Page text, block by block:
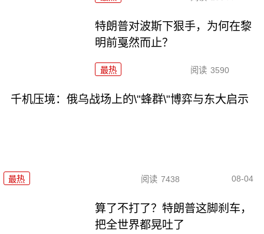
特朗普对波斯下狠手，为何在黎
明前戛然而止？
最热 阅读 3590
千机压境：俄乌战场上的\"蜂群\"博弈与东大启示
最热 阅读 7438 08-04
算了不打了？特朗普这脚刹车，
把全世界都晃吐了